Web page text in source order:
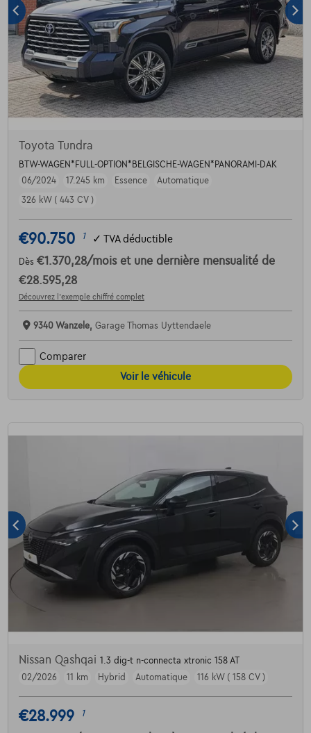
Toyota Tundra
BTW-WAGEN*FULL-OPTION*BELGISCHE-WAGEN*PANORAMI-DAK
06/2024
17.245 km Essence
Automatique
326 kW ( 443 CV )
€90.750 1 ✓ TVA déductible
Dès €1.370,28/mois et une dernière mensualité de
€28.595,28
Découvrez l’exemple chiffré complet
9340 Wanzele, Garage Thomas Uyttendaele
Comparer
Voir le véhicule
Nissan Qashqai 1.3 dig-t n-connecta xtronic 158 AT
02/2026
11 km Hybrid Automatique 116 kW ( 158 CV )
€28.999 1